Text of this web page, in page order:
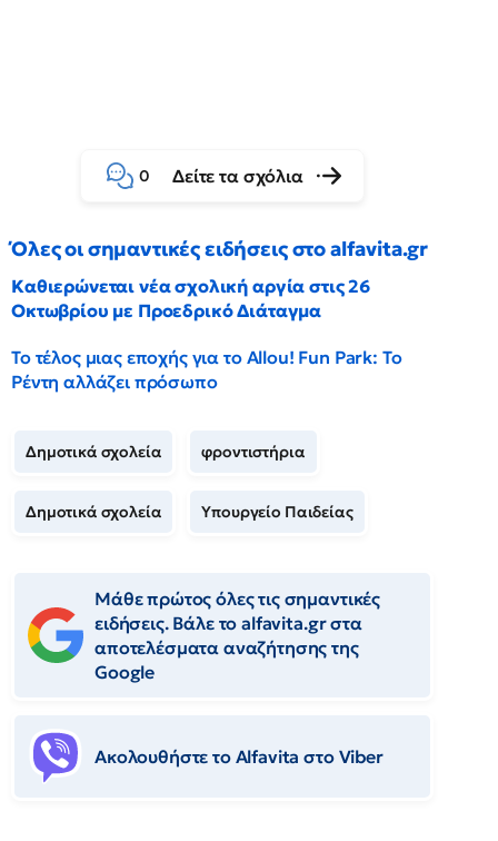
0 Δείτε τα σχόλια
Όλες οι σημαντικές ειδήσεις στο alfavita.gr
Καθιερώνεται νέα σχολική αργία στις 26
Οκτωβρίου με Προεδρικό Διάταγμα
Το τέλος μιας εποχής για το Allou! Fun Park: Το
Ρέντη αλλάζει πρόσωπο
Δημοτικά σχολεία φροντιστήρια
Δημοτικά σχολεία Υπουργείο Παιδείας
Μάθε πρώτος όλες τις σημαντικές
ειδήσεις. Βάλε το alfavita.gr στα
αποτελέσματα αναζήτησης της
Google
Ακολουθήστε το Αlfavita στο Viber